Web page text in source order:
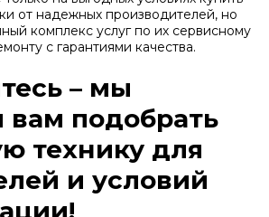
от надежных производителей, но
комплекс услуг по их сервисному
с гарантиями качества.
– мы
подобрать
технику для
и условий